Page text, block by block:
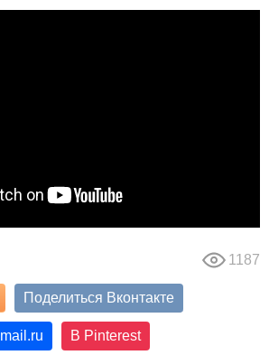
1187
Поделиться Вконтакте
mail.ru В Pinterest